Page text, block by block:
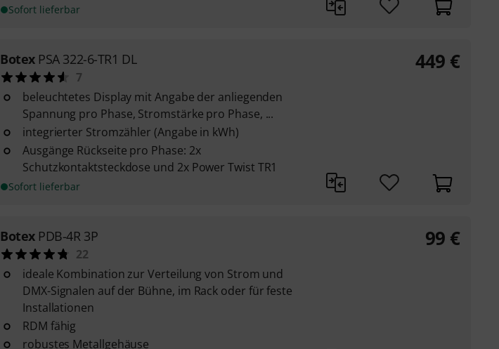
Sofort lieferbar
Botex PSA 322-6-TR1 DL
7
beleuchtetes Display mit Angabe der anliegenden
Spannung pro Phase, Stromstärke pro Phase, ...
integrierter Stromzähler (Angabe in kWh)
Ausgänge Rückseite pro Phase: 2x
Schutzkontaktsteckdose und 2x Power Twist TR1
Sofort lieferbar
449 €
Botex PDB-4R 3P
22
ideale Kombination zur Verteilung von Strom und
DMX-Signalen auf der Bühne, im Rack oder für feste
Installationen
RDM fähig
robustes Metallgehäuse
99 €